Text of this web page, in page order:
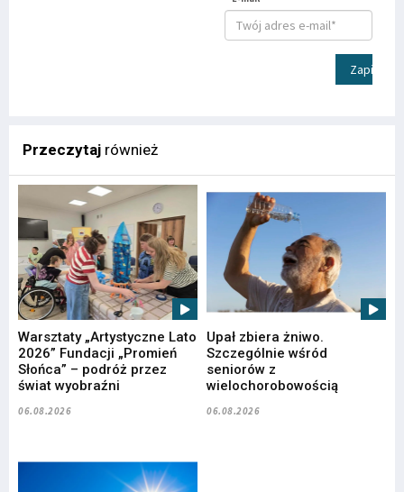
Zapisz
Przeczytaj również
Warsztaty „Artystyczne Lato
2026” Fundacji „Promień
Słońca” – podróż przez
świat wyobraźni
06.08.2026
Upał zbiera żniwo.
Szczególnie wśród
seniorów z
wielochorobowością
06.08.2026